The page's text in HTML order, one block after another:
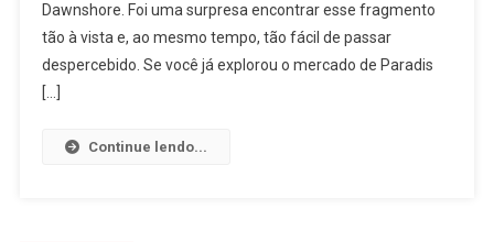
Dawnshore. Foi uma surpresa encontrar esse fragmento
tão à vista e, ao mesmo tempo, tão fácil de passar
despercebido. Se você já explorou o mercado de Paradis
[…]
Continue lendo...